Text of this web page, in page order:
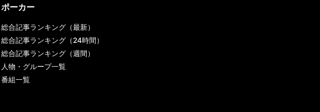
ポーカー
総合記事ランキング（最新）
総合記事ランキング（24時間）
総合記事ランキング（週間）
人物・グループ一覧
番組一覧